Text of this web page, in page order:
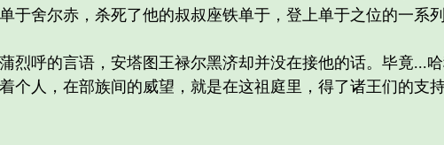
于舍尔赤，杀死了他的叔叔座铁单于，登上单于之位的一系
呼的言语，安塔图王禄尔黑济却并没在接他的话。毕竟...哈
个人，在部族间的威望，就是在这祖庭里，得了诸王们的支